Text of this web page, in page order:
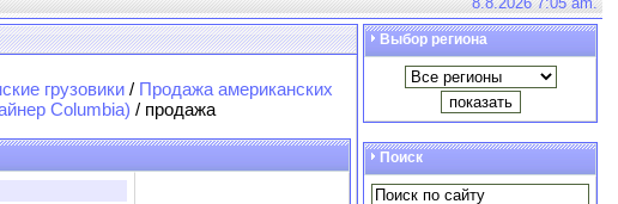
грузовики / Продажа американских
Columbia) / продажа
Выбор региона
Поиск